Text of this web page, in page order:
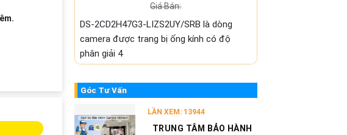
Giá Bán:
DS-2CD2H47G3-LIZS2UY/SRB là dòng
camera được trang bị ống kính có độ
phân giải 4
Góc Tư Vấn
LẦN XEM: 13944
TRUNG TÂM BẢO HÀNH